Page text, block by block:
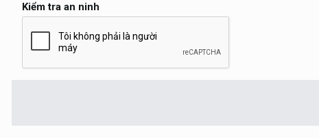
Kiểm tra an ninh